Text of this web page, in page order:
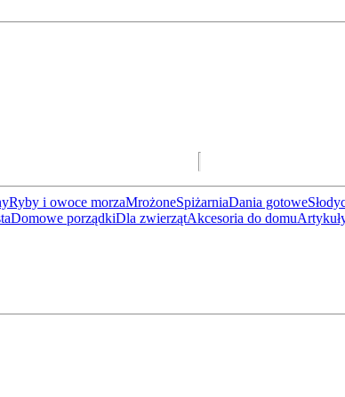
Ryby i owoce morzaMrożoneSpiżarniaDania gotowe
Domowe porządkiDla zwierzątAkcesoria do domu